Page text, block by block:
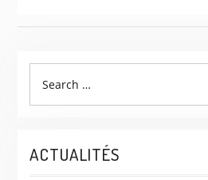
ACTUALITÉS